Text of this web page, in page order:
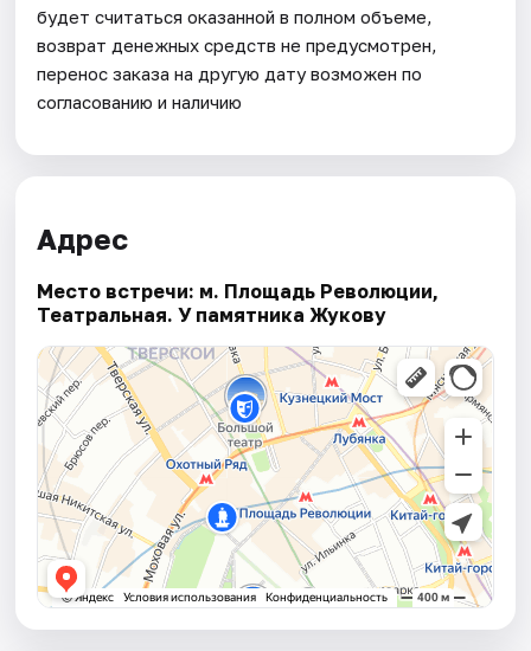
будет считаться оказанной в полном объеме,
возврат денежных средств не предусмотрен,
перенос заказа на другую дату возможен по
согласованию и наличию
Адрес
Место встречи: м. Площадь Революции,
Театральная. У памятника Жукову